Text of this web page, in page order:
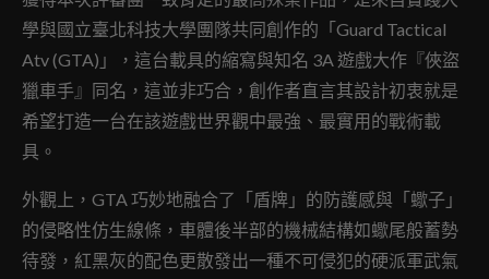
學與國立臺北科技大學團隊共同創作的「Guard Tactical
Atv (GTA)」，這台載具的縮寫與知名 3A 遊戲大作『俠盜
獵車手』同名，這並非巧合，創作者直言其設計初衷就是
希望打造一台在該遊戲世界觀中最強、最實用的戰術載
具。
外觀上，GTA 巧妙地融合了「盾牌」的防護感與「蠍子」
的侵略性仿生線條，車體後半部的機械結構如蠍尾般蓄勢
待發，紅黑灰的配色更散發出一種不可侵犯的硬派軍武氣